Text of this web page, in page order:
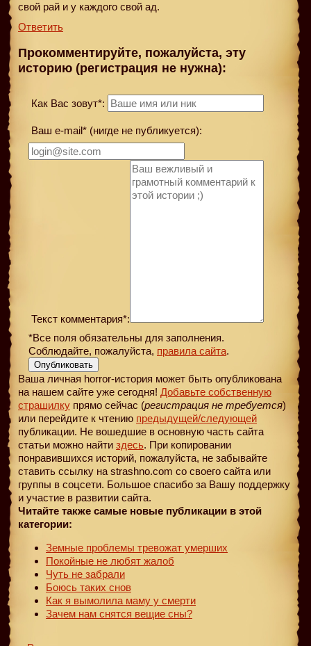
свой рай и у каждого свой ад.
Ответить
Прокомментируйте, пожалуйста, эту
историю (регистрация не нужна):
Как Вас зовут*:
Ваш e-mail* (нигде не публикуется):
Текст комментария*:
*Все поля обязательны для заполнения.
Соблюдайте, пожалуйста, правила сайта.
Опубликовать
Ваша личная horror-история может быть опубликована
на нашем сайте уже сегодня! Добавьте собственную
страшилку прямо сейчас (регистрация не требуется)
или перейдите к чтению предыдущей/следующей
публикации. Не вошедшие в основную часть сайта
статьи можно найти здесь. При копировании
понравившихся историй, пожалуйста, не забывайте
ставить ссылку на strashno.com со своего сайта или
группы в соцсети. Большое спасибо за Вашу поддержку
и участие в развитии сайта.
Читайте также самые новые публикации в этой
категории:
Земные проблемы тревожат умерших
Покойные не любят жалоб
Чуть не забрали
Боюсь таких снов
Как я вымолила маму у смерти
Зачем нам снятся вещие сны?